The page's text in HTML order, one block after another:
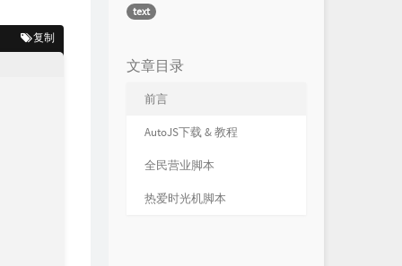
复制
text
文章目录
前言
AutoJS下载 & 教程
全民营业脚本
热爱时光机脚本